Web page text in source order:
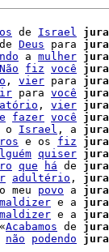
de Israel
Deus para
a mulher
Não fiz você
, vier para
para você
, vier
fazer você
o Israel , a
e os fiz
quiser
que há de
adultério ,
meu povo a
maldizer e a
maldizer e a
Acabamos de
não podendo